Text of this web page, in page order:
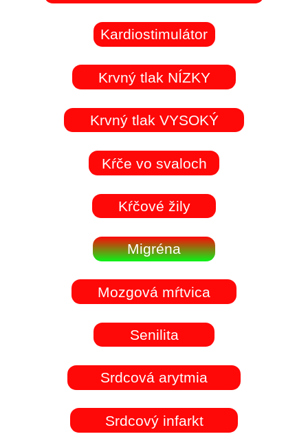
Kardiostimulátor
Krvný tlak NÍZKY
Krvný tlak VYSOKÝ
Kŕče vo svaloch
Kŕčové žily
Migréna
Mozgová mŕtvica
Senilita
Srdcová arytmia
Srdcový infarkt